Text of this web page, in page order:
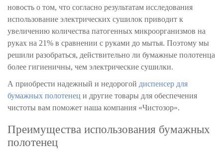
новость о том, что согласно результатам исследования
использование электрических сушилок приводит к
увеличению количества патогенных микроорганизмов на
руках на 21% в сравнении с руками до мытья. Поэтому мы
решили разобраться, действительно ли бумажные полотенца
более гигиеничны, чем электрические сушилки.
А приобрести надежный и недорогой диспенсер для
бумажных полотенец и другие товары для обеспечения
чистоты вам поможет наша компания «Чистозор».
Преимущества использования бумажных
полотенец